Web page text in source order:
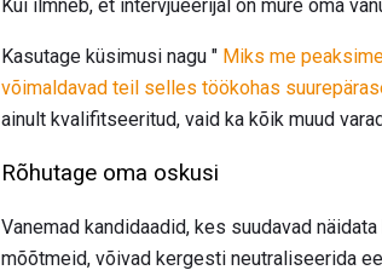
Kui ilmneb, et intervjueerijal on mure oma
Kasutage küsimusi nagu " Miks me
võimaldavad teil selles töökohas
ainult kvalifitseeritud, vaid ka kõik muud
Rõhutage oma oskusi
Vanemad kandidaadid, kes suudavad
mõõtmeid, võivad kergesti neutraliseerida